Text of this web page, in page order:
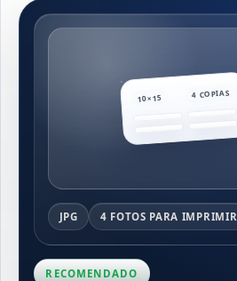
10×15 4 COPIAS
JPG 4 FOTOS PARA IMPRIMIR
RECOMENDADO